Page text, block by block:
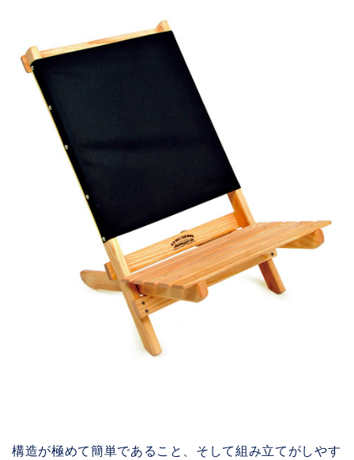
構造が極めて簡単であること、そして組み立てがしやす